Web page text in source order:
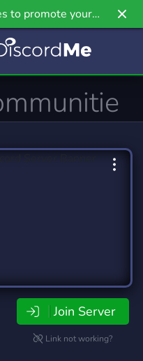
to promote your
Griv.io, our newest
Join Server
Link not working?